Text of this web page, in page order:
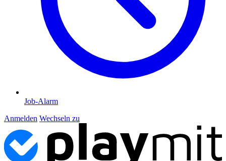
Job-Alarm
Anmelden Wechseln zu